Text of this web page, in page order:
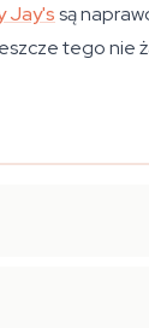
Jay'ssą
tego nie